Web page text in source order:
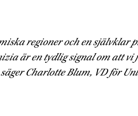
regioner och en självklar
är en tydlig signal om att vi
Charlotte Blum, VD för